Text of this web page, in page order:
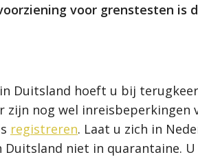
voor grenstesten is
Duitsland hoeft u bij
nog wel inreisbeperkingen
registreren. Laat u zich in
niet in quarantaine.